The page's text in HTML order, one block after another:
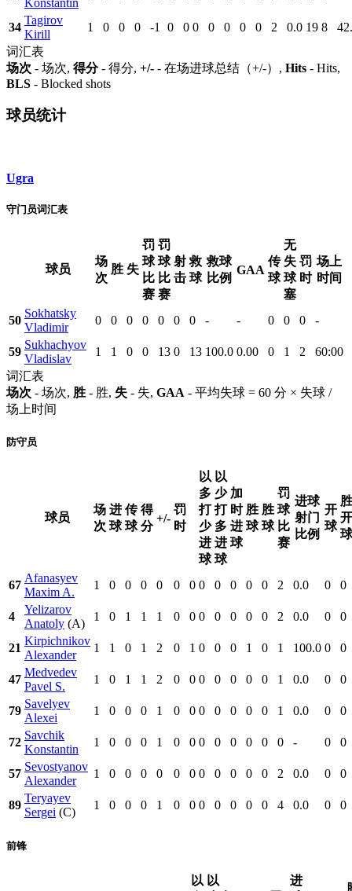
34
Tagirov
Kirill
1 0 0 0 -1 0 0 0 0 0 0 0 2 0.0 19 8
词汇表
场次 - 场次, 得分- 得分, +/- - 在场进球总结（+/-）, Hits - Hits,
BLS - Blocked shots
球员统计
Ugra
守门员词汇表
球员
场
次
胜 失
罚
球
比
赛
罚
球
比
赛
射
击
救
球
救球
比例
GAA
传
球
无
失
球
塞
罚
时
场上
时间
50
Sokhatsky
Vladimir
0 0 0 0 0 0 0 - - 0 0 0 -
59
Sukhachyov
Vladislav
1 1 0 0 13 0 13 100.0 0.00 0 1 2
60:00
词汇表
场次 - 场次, 胜 - 胜, 失 - 失, GAA - 平均失球 = 60 分 × 失球 /
场上时间
防守员
球员
场
次
进
球
传
球
得
分
+/-
罚
时
以
多
打
少
进
球
以
少
打
多
进
球
加
时
进
球
胜
球
胜
球
罚
球
比
赛
进球
射门
比例
开
球
胜
开
球
67
Afanasyev
Maxim A.
1 0 0 0 0 0 0 0 0 0 0 0 2 0.0 0 0
4
Yelizarov
Anatoly (A)
1 0 1 1 1 0 0 0 0 0 0 0 2 0.0 0 0
21
Kirpichnikov
Alexander
1 1 0 1 2 0 1 0 0 0 1 0 1 100.0 0 0
47
Medvedev
Pavel S.
1 0 1 1 2 0 0 0 0 0 0 0 1 0.0 0 0
79
Savelyev
Alexei
1 0 0 0 1 0 0 0 0 0 0 0 1 0.0 0 0
72
Savchik
Konstantin
1 0 0 0 1 0 0 0 0 0 0 0 0 - 0 0
57
Sevostyanov
Alexander
1 0 0 0 0 0 0 0 0 0 0 0 2 0.0 0 0
89
Teryayev
Sergei (C)
1 0 0 0 1 0 0 0 0 0 0 0 4 0.0 0 0
前锋
以 以
进